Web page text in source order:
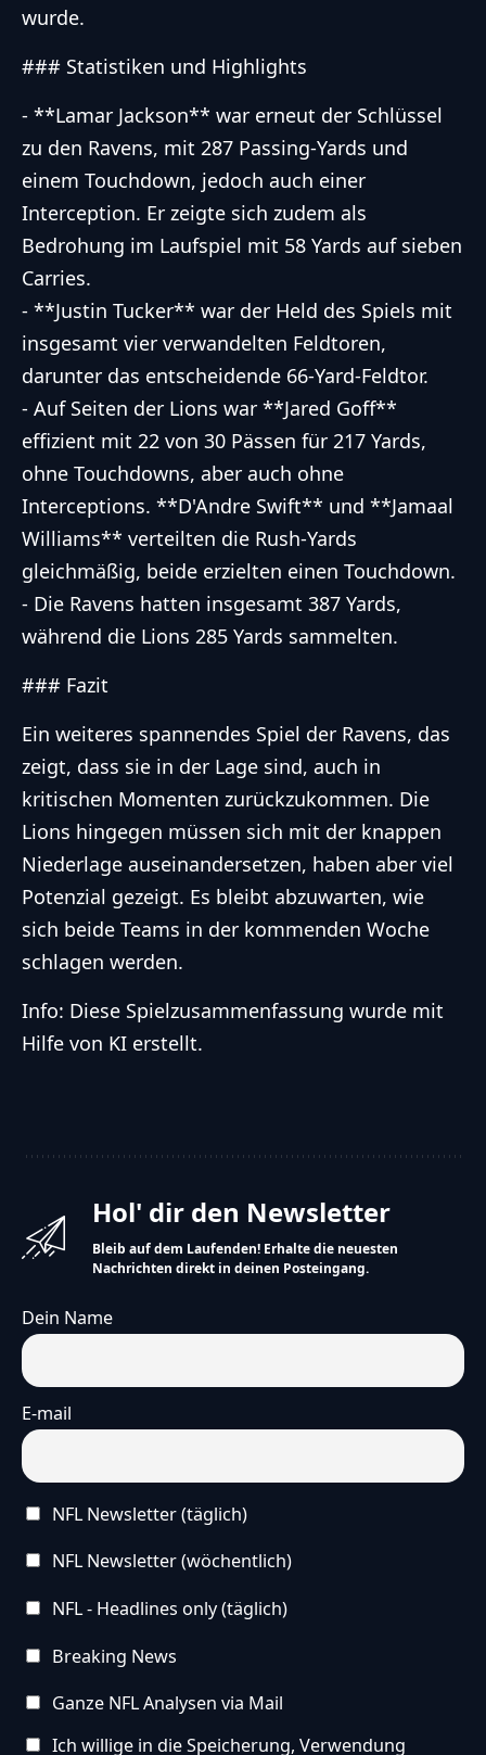
wurde.
### Statistiken und Highlights
- **Lamar Jackson** war erneut der Schlüssel
zu den Ravens, mit 287 Passing-Yards und
einem Touchdown, jedoch auch einer
Interception. Er zeigte sich zudem als
Bedrohung im Laufspiel mit 58 Yards auf sieben
Carries.
- **Justin Tucker** war der Held des Spiels mit
insgesamt vier verwandelten Feldtoren,
darunter das entscheidende 66-Yard-Feldtor.
- Auf Seiten der Lions war **Jared Goff**
effizient mit 22 von 30 Pässen für 217 Yards,
ohne Touchdowns, aber auch ohne
Interceptions. **D'Andre Swift** und **Jamaal
Williams** verteilten die Rush-Yards
gleichmäßig, beide erzielten einen Touchdown.
- Die Ravens hatten insgesamt 387 Yards,
während die Lions 285 Yards sammelten.
### Fazit
Ein weiteres spannendes Spiel der Ravens, das
zeigt, dass sie in der Lage sind, auch in
kritischen Momenten zurückzukommen. Die
Lions hingegen müssen sich mit der knappen
Niederlage auseinandersetzen, haben aber viel
Potenzial gezeigt. Es bleibt abzuwarten, wie
sich beide Teams in der kommenden Woche
schlagen werden.
Info: Diese Spielzusammenfassung wurde mit
Hilfe von KI erstellt.
Hol' dir den Newsletter
Bleib auf dem Laufenden! Erhalte die neuesten
Nachrichten direkt in deinen Posteingang.
Dein Name
E-mail
NFL Newsletter (täglich)
NFL Newsletter (wöchentlich)
NFL - Headlines only (täglich)
Breaking News
Ganze NFL Analysen via Mail
Ich willige in die Speicherung, Verwendung